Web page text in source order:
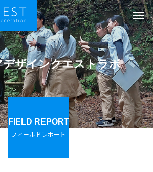
ザインクエストラボ
FIELD REPORT
フィールドレポート